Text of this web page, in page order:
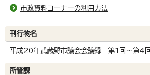
市政資料コーナーの利用方法
刊行物名
平成20年武蔵野市議会会議録 第1回～第4回
所管課